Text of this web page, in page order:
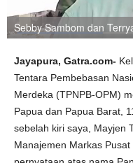
Sebby Sambom dan
Jayapura, Gatra.com-
Tentara Pembebasan
Merdeka (TPNPB-OPM)
Papua dan Papua Barat,
sebelah kiri saya, Mayjen
Manajemen Markas